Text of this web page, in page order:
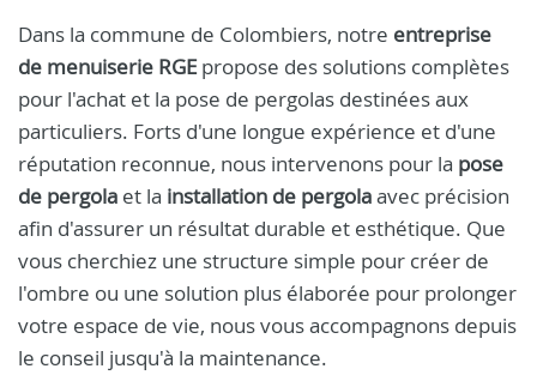
Dans la commune de Colombiers, notre entreprise
de menuiserie RGEpropose des solutions complètes
pour l'achat et la pose de pergolas destinées aux
particuliers. Forts d'une longue expérience et d'une
réputation reconnue, nous intervenons pour la pose
de pergola et la installation de pergolaavec précision
afin d'assurer un résultat durable et esthétique. Que
vous cherchiez une structure simple pour créer de
l'ombre ou une solution plus élaborée pour prolonger
votre espace de vie, nous vous accompagnons depuis
le conseil jusqu'à la maintenance.